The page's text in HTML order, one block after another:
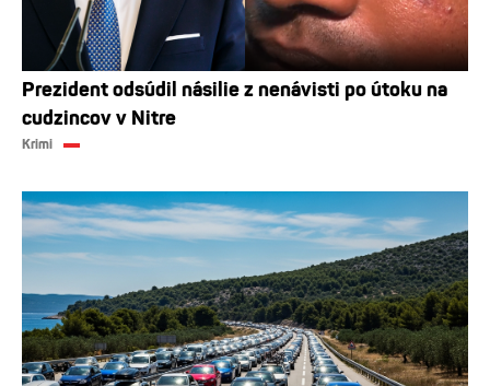
Prezident odsúdil násilie z nenávisti po útoku na
cudzincov v Nitre
Krimi